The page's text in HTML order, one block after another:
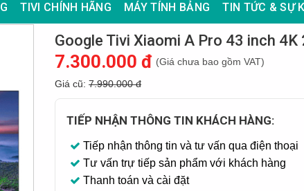
TIVI CHÍNH HÃNG MÁY TÍNH BẢNG TIN TỨC & SỰ
Google Tivi Xiaomi A Pro 43 inch 4K
7.300.000 đ (Giá chưa bao gồm VAT)
Giá cũ:7.990.000 đ
TIẾP NHẬN THÔNG TIN KHÁCH HÀNG:
Tiếp nhận thông tin và tư vấn qua điện thoại
Tư vấn trự tiếp sản phẩm với khách hàng
Thanh toán và cài đặt